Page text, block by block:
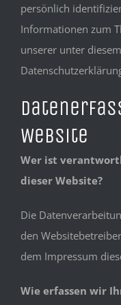
persönlich
Informationen zum
unserer unter
Website
Wer ist
dieser Website?
Die
den
dem Impressum
Wie erfassen wir